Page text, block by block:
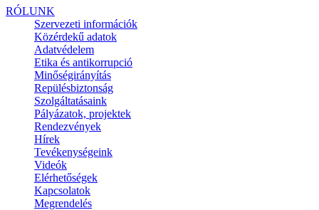
RÓLUNK
Szervezeti információk
Közérdekű adatok
Adatvédelem
Etika és antikorrupció
Minőségirányítás
Repülésbiztonság
Szolgáltatásaink
Pályázatok, projektek
Rendezvények
Hírek
Tevékenységeink
Videók
Elérhetőségek
Kapcsolatok
Megrendelés